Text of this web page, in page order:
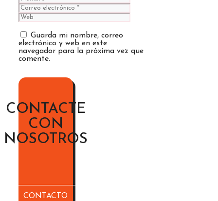
electrónico
Guarda mi nombre, correo
electrónico y web en este
navegador para la próxima vez que
comente.
CONTACTE
CON
NOSOTROS
CONTACTO